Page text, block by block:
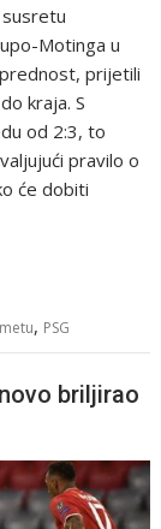
susretu
Motinga u
prijetili
kraja. S
od 2:3, to
pravilo o
će dobiti
, PSG
briljirao